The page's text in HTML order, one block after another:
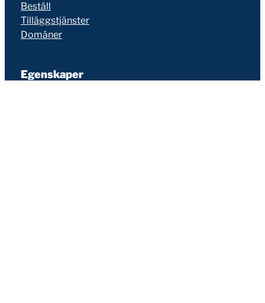
Beställ
Tilläggstjänster
Domäner
Egenskaper